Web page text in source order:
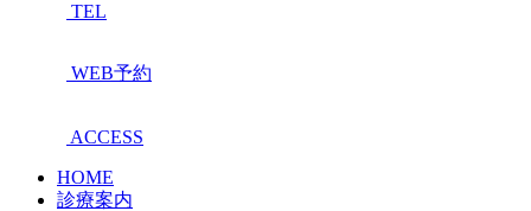
TEL
WEB予約
ACCESS
HOME
診療案内